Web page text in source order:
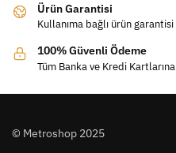
Ürün Garantisi
Kullanıma bağlı ürün garantisi
100% Güvenli Ödeme
Tüm Banka ve Kredi Kartlarına
© Metroshop 2025